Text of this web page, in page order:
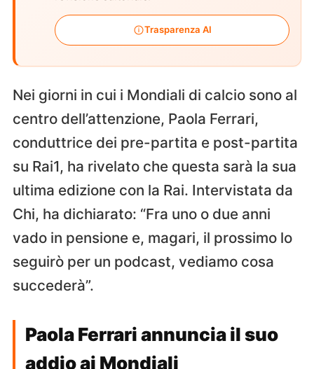
Trasparenza AI
Nei giorni in cui i Mondiali di calcio sono al
centro dell’attenzione, Paola Ferrari,
conduttrice dei pre-partita e post-partita
su Rai1, ha rivelato che questa sarà la sua
ultima edizione con la Rai. Intervistata da
Chi, ha dichiarato: “Fra uno o due anni
vado in pensione e, magari, il prossimo lo
seguirò per un podcast, vediamo cosa
succederà”.
Paola Ferrari annuncia il suo
addio ai Mondiali